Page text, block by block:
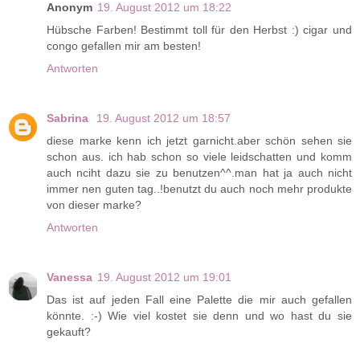
Anonym 19. August 2012 um 18:22
Hübsche Farben! Bestimmt toll für den Herbst :) cigar und
congo gefallen mir am besten!
Antworten
Sabrina
19. August 2012 um 18:57
diese marke kenn ich jetzt garnicht.aber schön sehen sie
schon aus. ich hab schon so viele leidschatten und komm
auch nciht dazu sie zu benutzen^^.man hat ja auch nicht
immer nen guten tag..!benutzt du auch noch mehr produkte
von dieser marke?
Antworten
Vanessa 19. August 2012 um 19:01
Das ist auf jeden Fall eine Palette die mir auch gefallen
könnte. :-) Wie viel kostet sie denn und wo hast du sie
gekauft?